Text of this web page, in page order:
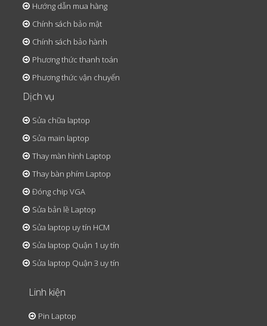
Hướng dẫn mua hàng
Chính sách bảo mật
Chính sách bảo hành
Phương thức thanh toán
Phương thức vận chuyển
Dịch vụ
Sửa chữa laptop
Sửa main laptop
Thay màn hình Laptop
Thay bàn phím Laptop
Đóng chip VGA
Sửa bản lề Laptop
Sửa laptop uy tín HCM
Sửa laptop Quận 1 uy tín
Sửa laptop Quận 3 uy tín
Linh kiện
Pin Laptop